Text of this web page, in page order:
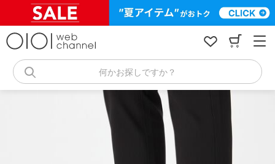
キ
何かお探しですか？